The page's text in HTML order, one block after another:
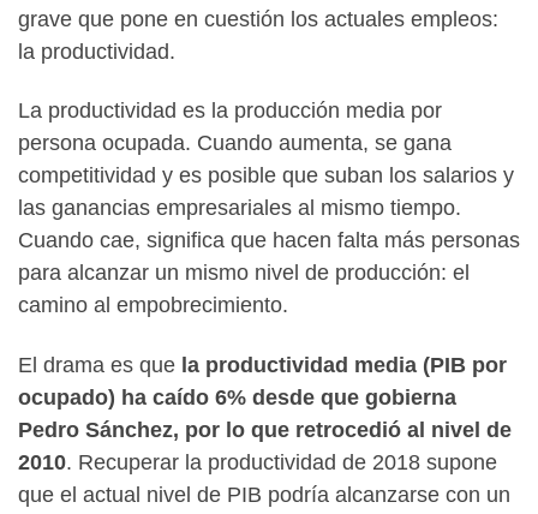
grave que pone en cuestión los actuales empleos:
la productividad.
La productividad es la producción media por
persona ocupada. Cuando aumenta, se gana
competitividad y es posible que suban los salarios y
las ganancias empresariales al mismo tiempo.
Cuando cae, significa que hacen falta más personas
para alcanzar un mismo nivel de producción: el
camino al empobrecimiento.
El drama es que la productividad media (PIB por
ocupado) ha caído 6% desde que gobierna
Pedro Sánchez, por lo que retrocedió al nivel de
2010. Recuperar la productividad de 2018 supone
que el actual nivel de PIB podría alcanzarse con un